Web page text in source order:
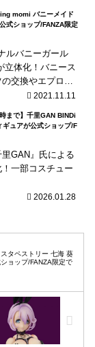
momi バニーメイド
式ショップ/FANZA限定
ルバニーガール
立体化！バニース
交換やエプロン
2021.11.11
まで】千里GAN BINDi
ュアが公式ショップ/F
GAN』氏による
！一部コスチュー
2026.01.28
タペストリー 七海 葵
ョップ/FANZA限定で